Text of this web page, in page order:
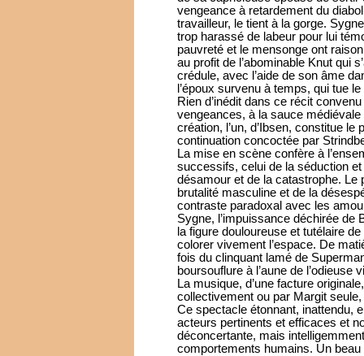
vengeance à retardement du
travailleur, le tient à la gorge.
trop harassé de labeur pour lui
pauvreté et le mensonge ont
au profit de l’abominable Knut qui
crédule, avec l’aide de son âme
l’époux survenu à temps, qui tue
Rien d’inédit dans ce récit
vengeances, à la sauce
création, l’un, d’Ibsen, constitue
continuation concoctée par
La mise en scène confère à
successifs, celui de la séduction
désamour et de la catastrophe. Le
brutalité masculine et de la
contraste paradoxal avec les
Sygne, l’impuissance déchirée de
la figure douloureuse et tutélaire
colorer vivement l’espace. De
fois du clinquant lamé de
boursouflure à l’aune de l’odieuse
La musique, d’une facture
collectivement ou par Margit
Ce spectacle étonnant, inattendu,
acteurs pertinents et efficaces et
déconcertante, mais
comportements humains. Un